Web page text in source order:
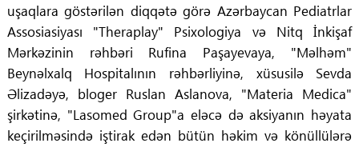
uşaqlara göstərilən diqqətə görə Azərbaycan Pediatrlar
Assosiasiyası "Theraplay" Psixologiya və Nitq İnkişaf
Mərkəzinin rəhbəri Rufina Paşayevaya, "Məlhəm"
Beynəlxalq Hospitalının rəhbərliyinə, xüsusilə Sevda
Əlizadəyə, bloger Ruslan Aslanova, "Materia Medica"
şirkətinə, "Lasomed Group"a eləcə də aksiyanın həyata
keçirilməsində iştirak edən bütün həkim və könüllülərə